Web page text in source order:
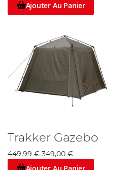
Ajouter Au Panier
Trakker Gazebo
449,99 € 349,00 €
Ajouter Au Panier